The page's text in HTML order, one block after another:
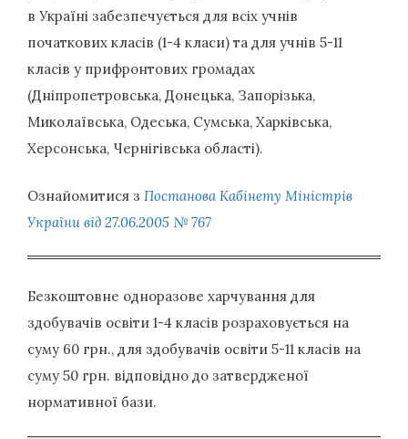
в Україні забезпечується для всіх учнів
початкових класів (1-4 класи) та для учнів 5-11
класів у прифронтових громадах
(Дніпропетровська, Донецька, Запорізька,
Миколаївська, Одеська, Сумська, Харківська,
Херсонська, Чернігівська області).
Ознайомитися з Постанова Кабінету Міністрів
України від 27.06.2005 № 767
Безкоштовне одноразове харчування для
здобувачів освіти 1-4 класів розраховується на
суму 60 грн., для здобувачів освіти 5-11 класів на
суму 50 грн. відповідно до затвердженої
нормативної бази.